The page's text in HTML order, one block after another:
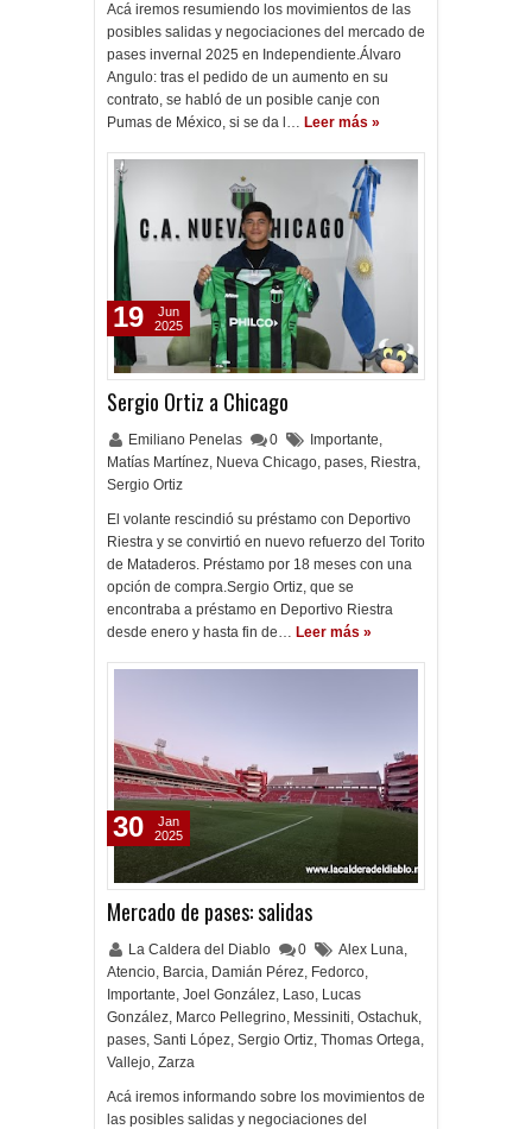
Acá iremos resumiendo los movimientos de las
posibles salidas y negociaciones del mercado de
pases invernal 2025 en Independiente.Álvaro
Angulo: tras el pedido de un aumento en su
contrato, se habló de un posible canje con
Pumas de México, si se da l… Leer más »
Sergio Ortiz a Chicago
Emiliano Penelas 0 Importante,
Matías Martínez, Nueva Chicago, pases, Riestra,
Sergio Ortiz
El volante rescindió su préstamo con Deportivo
Riestra y se convirtió en nuevo refuerzo del Torito
de Mataderos. Préstamo por 18 meses con una
opción de compra.Sergio Ortiz, que se
encontraba a préstamo en Deportivo Riestra
desde enero y hasta fin de… Leer más »
19
Jun
2025
Mercado de pases: salidas
La Caldera del Diablo 0 Alex Luna,
Atencio, Barcia, Damián Pérez, Fedorco,
Importante, Joel González, Laso, Lucas
González, Marco Pellegrino, Messiniti, Ostachuk,
pases, Santi López, Sergio Ortiz, Thomas Ortega,
Vallejo, Zarza
Acá iremos informando sobre los movimientos de
las posibles salidas y negociaciones del
30
Jan
2025